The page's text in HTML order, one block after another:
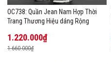
OC738: Quần Jean Nam Hợp Thời
Trang Thương Hiệu dáng Rộng
1.220.000₫
1.660.000₫